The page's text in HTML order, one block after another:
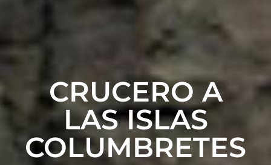
CRUCERO A
LAS ISLAS
COLUMBRETES